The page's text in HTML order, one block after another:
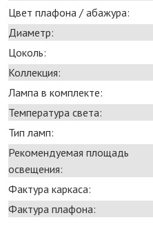
Цвет плафона / абажура:
Диаметр:
Цоколь:
Коллекция:
Лампа в комплекте:
Температура света:
Тип ламп:
Рекомендуемая площадь
освещения:
Фактура каркаса:
Фактура плафона: